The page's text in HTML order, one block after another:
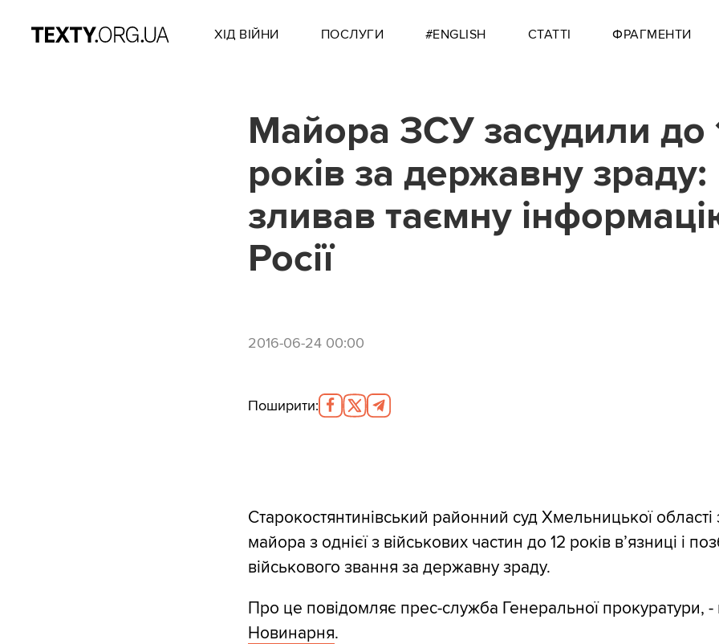
ХІД ВІЙНИ ПОСЛУГИ #ENGLISH СТАТТІ ФРАГМЕНТИ
Майора ЗСУ засудили до
років за державну зраду:
зливав таємну
Росії
2016-06-24 00:00
Поширити:
Старокостянтинівський районний суд Хмельницької області
майора з однієї з військових частин до 12 років в’язниці і
військового звання за державну зраду.
Про це повідомляє прес-служба Генеральної прокуратури,
Новинарня.